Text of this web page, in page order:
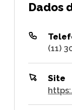
Dados
(11)
Site